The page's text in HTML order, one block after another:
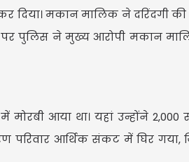
मकान मालिक ने दरिंदगी
पर पुलिस ने मुख्य आरोपी मकान
आया था। यहां उन्होंने 2,000
परिवार आर्थिक संकट में घिर